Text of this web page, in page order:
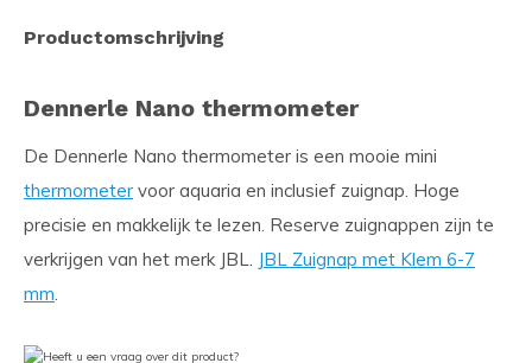
Productomschrijving
Dennerle Nano thermometer
De Dennerle Nano thermometer is een mooie mini
thermometer voor aquaria en inclusief zuignap. Hoge
precisie en makkelijk te lezen. Reserve zuignappen zijn te
verkrijgen van het merk JBL. JBL Zuignap met Klem 6-7
mm.